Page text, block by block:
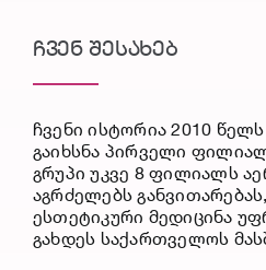
ᲩᲕᲔᲜ ᲨᲔᲡᲐᲮᲔᲑ
ჩვენი ისტორია 2010
გაიხსნა პირველი
გრუპი უკვე 8 ფილიალს
აგრძელებს
ესთეტიკური მედიცინა
გახდეს საქართველოს